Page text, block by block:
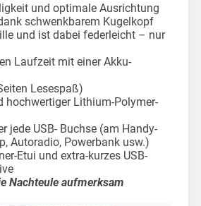
und optimale Ausrichtung
schwenkbarem Kugelkopf
und ist dabei federleicht – nur
Laufzeit mit einer Akku-
Lesespaß)
hochwertiger Lithium-Polymer-
jede USB- Buchse (am Handy-
Autoradio, Powerbank usw.)
Etui und extra-kurzes USB-
Nachteule aufmerksam